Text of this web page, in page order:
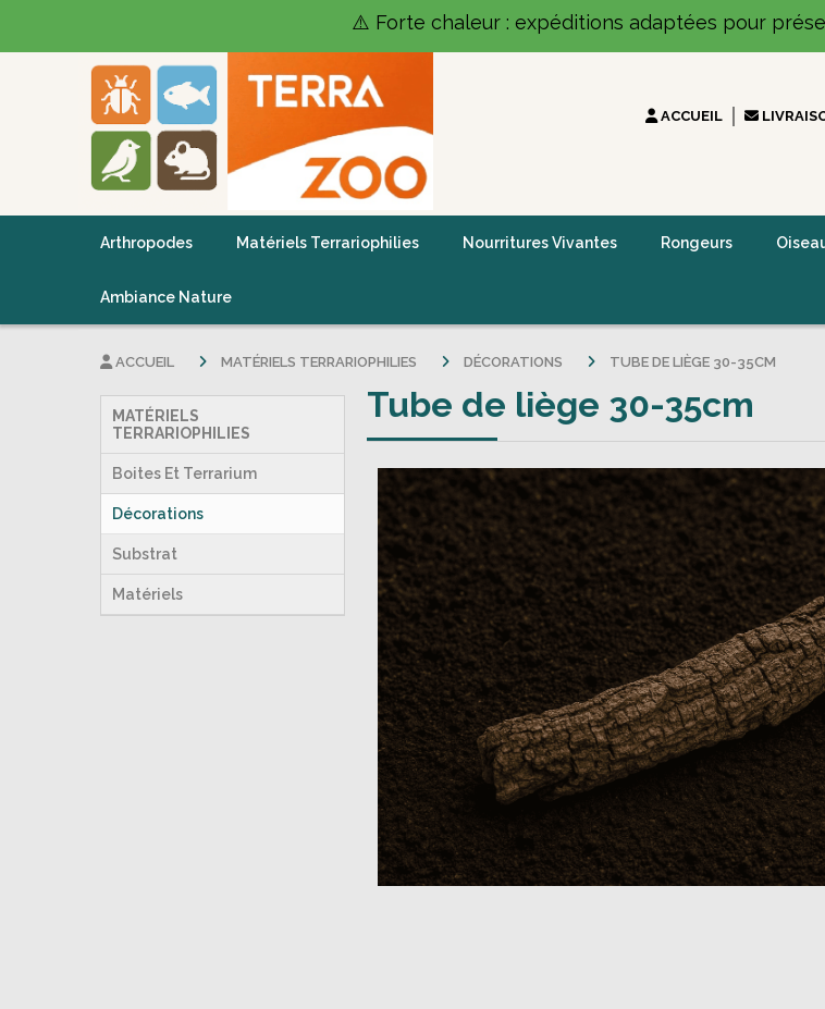
⚠️ Forte chaleur : expéditions adaptées pour
ACCUEIL
Arthropodes Matériels Terrariophilies Nourritures Vivantes Rongeurs
Ambiance Nature
MATÉRIELS
TERRARIOPHILIES
Boites Et Terrarium
Décorations
Substrat
Matériels
ACCUEIL MATÉRIELS TERRARIOPHILIES DÉCORATIONS TUBE DE LIÈGE 30-35CM
Tube de liège 30-35cm